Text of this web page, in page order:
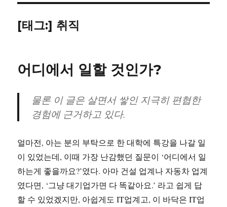
[태그:] 취직
어디에서 일할 것인가?
물론 이 글은 살면서 쌓인 지극히 편협한
경험에 근거하고 있다.
얼마전, 아는 분의 부탁으로 한 대학에 특강을 나갈 일
이 있었는데, 이때 가장 난감했던 질문이 ‘어디에서 일
하는게 좋을까요?’였다. 아마 건설 업계나 자동차 업계
였다면, ‘그냥 대기업가면 다 똑같아요.’ 라고 쉽게 답
할 수 있었겠지만, 아쉽게도 IT업계고, 이 바닥은 IT업